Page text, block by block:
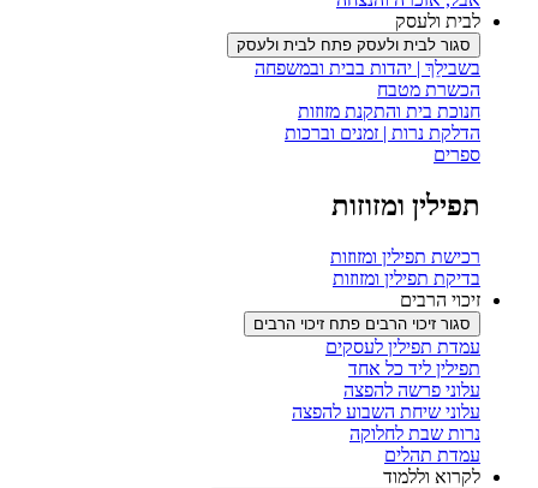
לבית ולעסק
סגור לבית ולעסק פתח לבית ולעסק
בשבילֵךְ | יהדות בבית ובמשפחה
הכשרת מטבח
חנוכת בית והתקנת מזוזות
הדלקת נרות | זמנים וברכות
ספרים
תפילין ומזוזות
רכישת תפילין ומזוזות
בדיקת תפילין ומזוזות
זיכוי הרבים
סגור זיכוי הרבים פתח זיכוי הרבים
עמדת תפילין לעסקים
תפילין ליד כל אחד
עלוני פרשה להפצה
עלוני שיחת השבוע להפצה
נרות שבת לחלוקה
עמדת תהלים
לקרוא וללמוד